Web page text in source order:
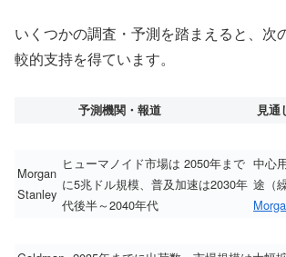
いくつかの調査・予測を踏まえると、次
較的支持を得ています。
予測機関・報道 見通
Morgan
Stanley
ヒューマノイド市場は 2050年まで
に5兆ドル規模、普及加速は2030年
代後半～2040年代
中心
途（